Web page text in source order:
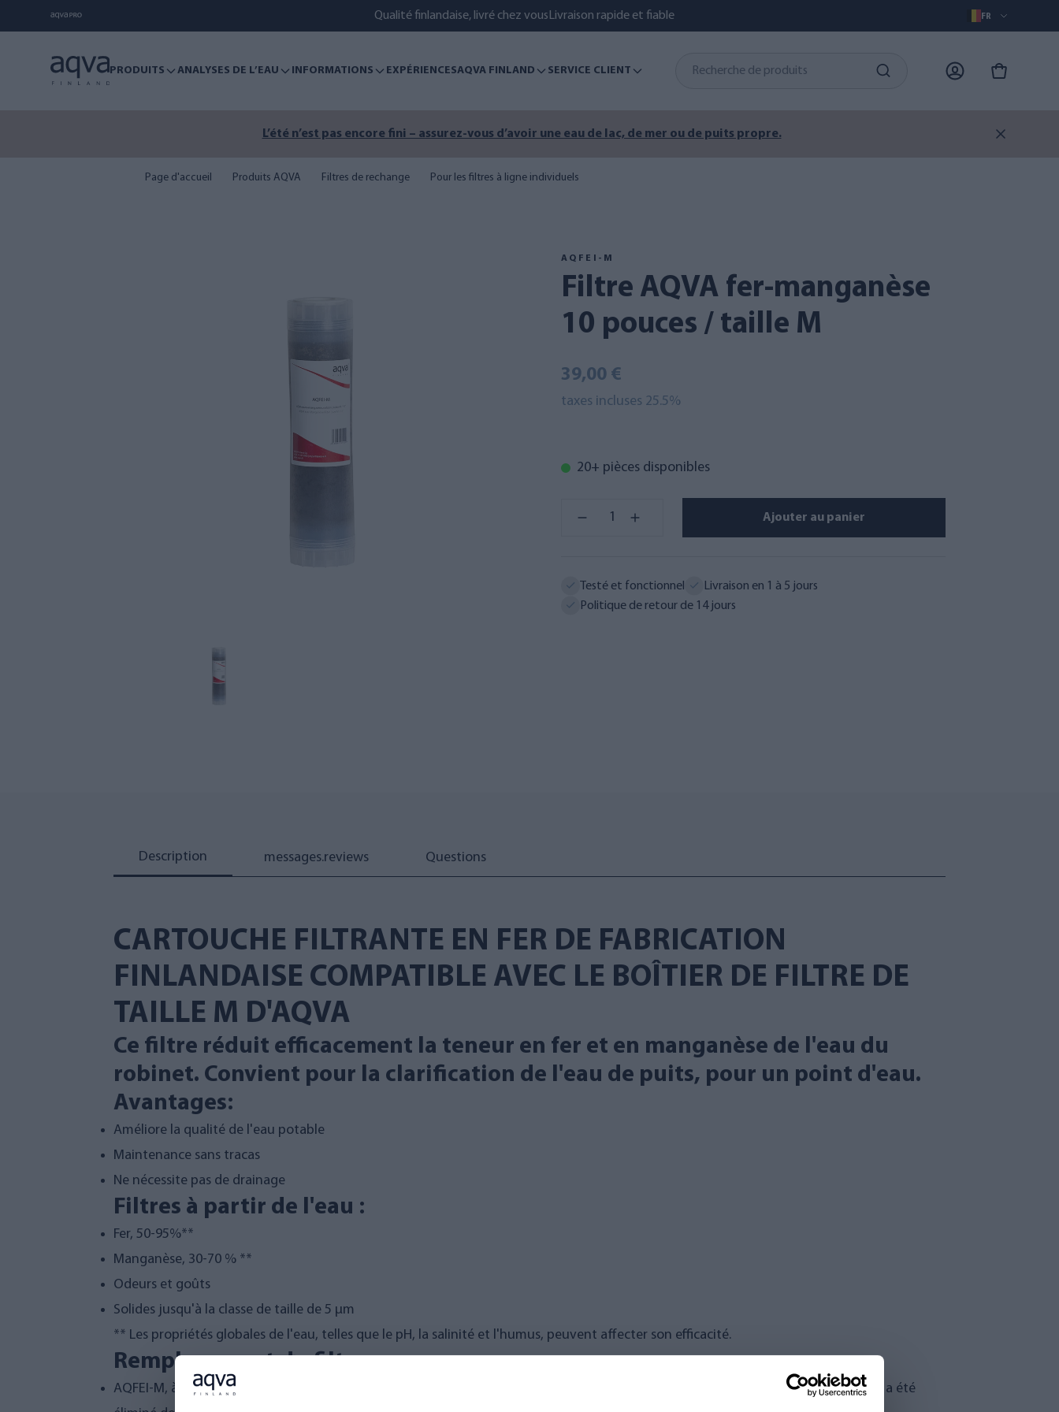
Qualité finlandaise, livré chez vous Livraison rapide et fiable FR
PRODUITS ANALYSES DE L’EAU INFORMATIONS EXPÉRIENCESAQVA FINLAND SERVICE CLIENT
L’été n’est pas encore fini – assurez-vous d’avoir une eau de lac, de mer ou de puits propre.
Page d'accueil Produits AQVA Filtres de rechange Pour les filtres à ligne individuels
AQFEI-M
Filtre AQVA fer-manganèse
10 pouces / taille M
39,00 €
taxes incluses 25.5%
20+ pièces disponibles
Ajouter au panier
Testé et fonctionnel
Livraison en 1 à 5 jours
Politique de retour de 14 jours
Description messages.reviews Questions
CARTOUCHE FILTRANTE EN FER DE FABRICATION
FINLANDAISE COMPATIBLE AVEC LE BOÎTIER DE FILTRE DE
TAILLE M D'AQVA
Ce filtre réduit efficacement la teneur en fer et en manganèse de l'eau du
robinet. Convient pour la clarification de l'eau de puits, pour un point d'eau.
Avantages:
Améliore la qualité de l'eau potable
Maintenance sans tracas
Ne nécessite pas de drainage
Filtres à partir de l'eau :
Fer, 50-95%**
Manganèse, 30-70 % **
Odeurs et goûts
Solides jusqu'à la classe de taille de 5 µm
** Les propriétés globales de l'eau, telles que le pH, la salinité et l'humus, peuvent affecter son efficacité.
Remplacement du filtre :
AQFEI-M, à changer tous les 8 000 litres, par exemple lorsque la teneur en fer de l’eau brute est d’environ 2 mg/l Fe et que l’humus a été